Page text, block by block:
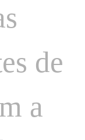
de
a